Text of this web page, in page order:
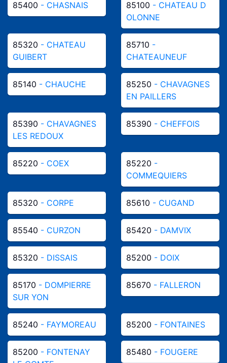
85400 - CHASNAIS 85100 - CHATEAU D
OLONNE
85320 - CHATEAU
GUIBERT
85710 -
CHATEAUNEUF
85140 - CHAUCHE 85250 - CHAVAGNES
EN PAILLERS
85390 - CHAVAGNES
LES REDOUX
85390 - CHEFFOIS
85220 - COEX 85220 -
COMMEQUIERS
85320 - CORPE 85610 - CUGAND
85540 - CURZON 85420 - DAMVIX
85320 - DISSAIS 85200 - DOIX
85170 - DOMPIERRE
SUR YON
85670 - FALLERON
85240 - FAYMOREAU 85200 - FONTAINES
85200 - FONTENAY
85480 - FOUGERE